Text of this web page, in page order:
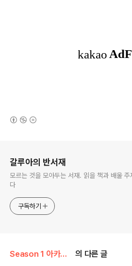
갈루아의 반서재
모르는 것을 모아두는 서재. 읽을 책과 배울 주
다
구독하기
Season 1 아카이브 의 다른 글